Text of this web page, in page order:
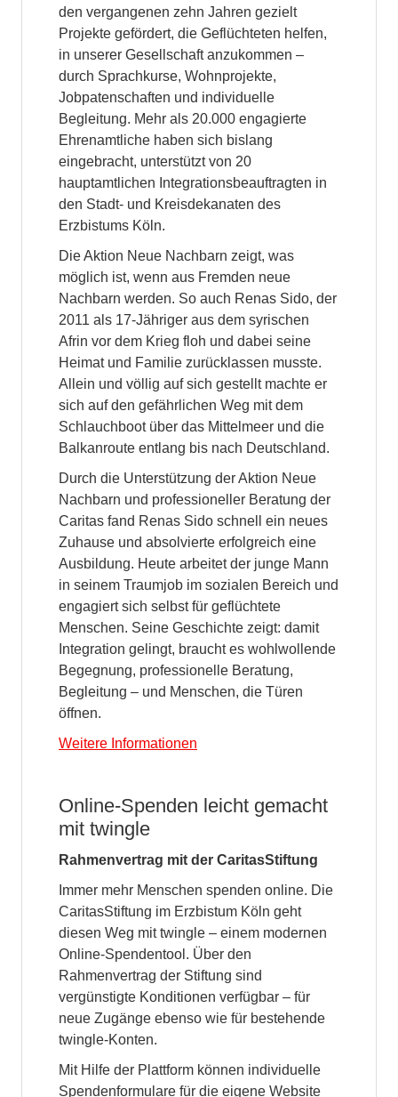
den vergangenen zehn Jahren gezielt
Projekte gefördert, die Geflüchteten helfen,
in unserer Gesellschaft anzukommen –
durch Sprachkurse, Wohnprojekte,
Jobpatenschaften und individuelle
Begleitung. Mehr als 20.000 engagierte
Ehrenamtliche haben sich bislang
eingebracht, unterstützt von 20
hauptamtlichen Integrationsbeauftragten in
den Stadt- und Kreisdekanaten des
Erzbistums Köln.
Die Aktion Neue Nachbarn zeigt, was
möglich ist, wenn aus Fremden neue
Nachbarn werden. So auch Renas Sido, der
2011 als 17-Jähriger aus dem syrischen
Afrin vor dem Krieg floh und dabei seine
Heimat und Familie zurücklassen musste.
Allein und völlig auf sich gestellt machte er
sich auf den gefährlichen Weg mit dem
Schlauchboot über das Mittelmeer und die
Balkanroute entlang bis nach Deutschland.
Durch die Unterstützung der Aktion Neue
Nachbarn und professioneller Beratung der
Caritas fand Renas Sido schnell ein neues
Zuhause und absolvierte erfolgreich eine
Ausbildung. Heute arbeitet der junge Mann
in seinem Traumjob im sozialen Bereich und
engagiert sich selbst für geflüchtete
Menschen. Seine Geschichte zeigt: damit
Integration gelingt, braucht es wohlwollende
Begegnung, professionelle Beratung,
Begleitung – und Menschen, die Türen
öffnen.
Weitere Informationen
Online-Spenden leicht gemacht
mit twingle
Rahmenvertrag mit der CaritasStiftung
Immer mehr Menschen spenden online. Die
CaritasStiftung im Erzbistum Köln geht
diesen Weg mit twingle – einem modernen
Online-Spendentool. Über den
Rahmenvertrag der Stiftung sind
vergünstigte Konditionen verfügbar – für
neue Zugänge ebenso wie für bestehende
twingle-Konten.
Mit Hilfe der Plattform können individuelle
Spendenformulare für die eigene Website